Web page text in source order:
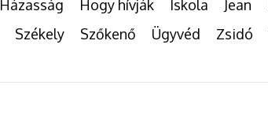
Házasság Hogy hívják Iskola Jean
Székely Szőkenő Ügyvéd Zsidó